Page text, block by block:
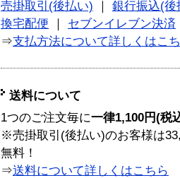
売掛取引(後払い) ｜ 銀行振込(後
換宅配便 ｜ セブンイレブン決済
⇒支払方法について詳しくはこ
送料について
1つのご注文毎に一律1,100円(税
※売掛取引(後払い)のお客様は
無料！
⇒送料について詳しくはこちら